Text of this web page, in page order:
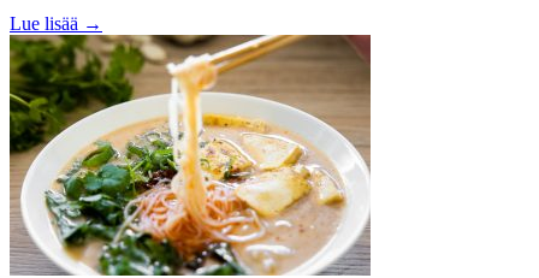
Lue lisää →